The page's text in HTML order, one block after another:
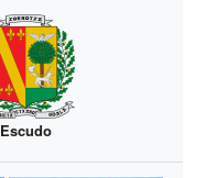
Escudo